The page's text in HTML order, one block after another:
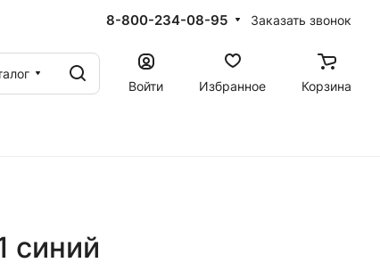
8-800-234-08-95 Заказать звонок
Войти
Избранное Корзина
синий